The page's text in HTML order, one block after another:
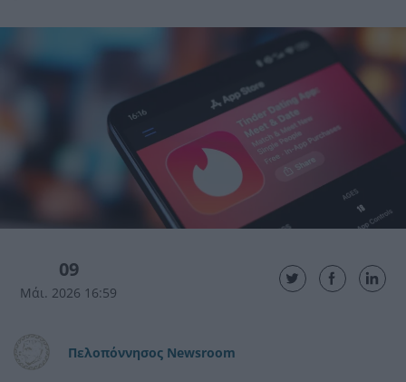
09
Μάι. 2026 16:59
Πελοπόννησος Newsroom